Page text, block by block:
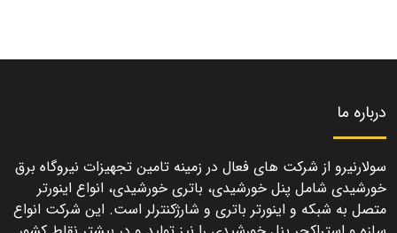
درباره ما
سولارنیرو از شرکت های فعال در زمینه تامین تجهیزات نیروگاه برق
خورشیدی شامل پنل خورشیدی، باتری خورشیدی، انواع اینورتر
متصل به شبکه و اینورتر باتری و شارژکنترلر است. این شرکت انواع